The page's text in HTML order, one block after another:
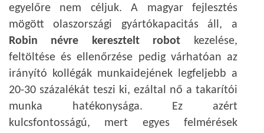
egyelőre nem céljuk. A magyar fejlesztés
mögött olaszországi gyártókapacitás áll, a
Robin névre keresztelt robot kezelése,
feltöltése és ellenőrzése pedig várhatóan az
irányító kollégák munkaidejének legfeljebb a
20-30 százalékát teszi ki, ezáltal nő a takarítói
munka hatékonysága. Ez azért
kulcsfontosságú, mert egyes felmérések